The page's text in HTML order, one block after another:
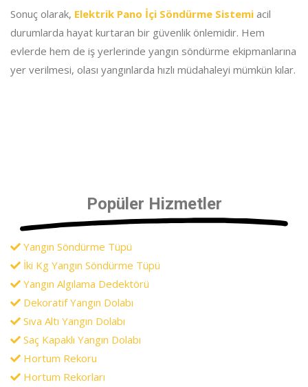
Sonuç olarak, Elektrik Pano İçi Söndürme Sistemi acil
durumlarda hayat kurtaran bir güvenlik önlemidir. Hem
evlerde hem de iş yerlerinde yangın söndürme ekipmanlarına
yer verilmesi, olası yangınlarda hızlı müdahaleyi mümkün kılar.
Popüler Hizmetler
Yangın Söndürme Tüpü
İki Kg Yangın Söndürme Tüpü
Yangın Algılama Dedektörü
Dekoratif Yangın Dolabı
Sıva Altı Yangın Dolabı
Saç Kapaklı Yangın Dolabı
Hortum Rekoru
Hortum Rekorları